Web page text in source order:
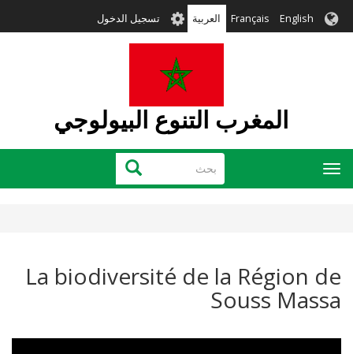
إلى
English
Français العربية User
account
menu
تسجيل الدخول
المغرب التنوع البيولوجي
بحث بحث
Toggle
navigation
La biodiversité de la Région de
Souss Massa